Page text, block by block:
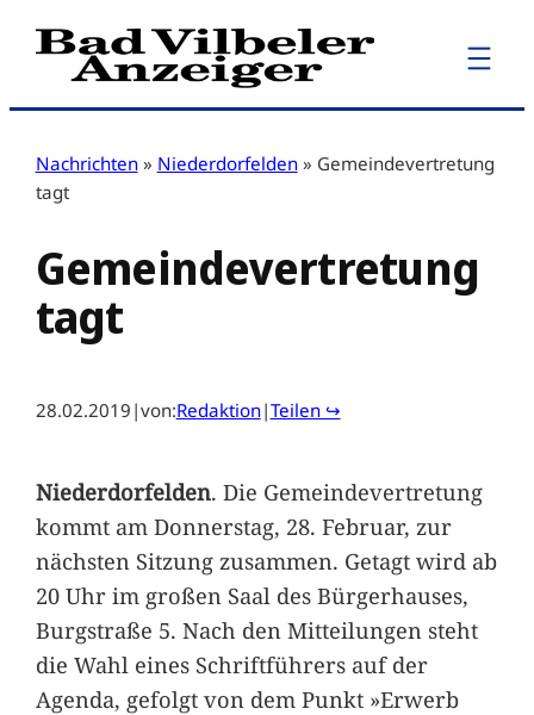
Zum
Inhalt
Nachrichten » Niederdorfelden » Gemeindevertretung
tagt
Gemeindevertretung
tagt
28.02.2019 |von:Redaktion|Teilen ↪
Niederdorfelden. Die Gemeindevertretung
kommt am Donnerstag, 28. Februar, zur
nächsten Sitzung zusammen. Getagt wird ab
20 Uhr im großen Saal des Bürgerhauses,
Burgstraße 5. Nach den Mitteilungen steht
die Wahl eines Schriftführers auf der
Agenda, gefolgt von dem Punkt »Erwerb